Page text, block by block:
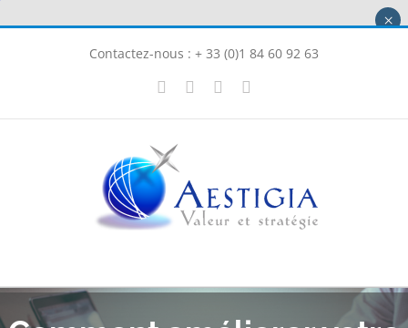
Contactez-nous : + 33 (0)1 84 60 92 63
LinkedInInstagram
×